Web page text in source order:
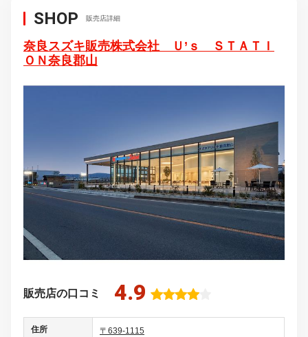
SHOP 販売店詳細
奈良スズキ販売株式会社 Ｕ’ｓ ＳＴＡＴＩ
ＯＮ奈良郡山
販売店の口コミ 4.9
住所
〒639-1115